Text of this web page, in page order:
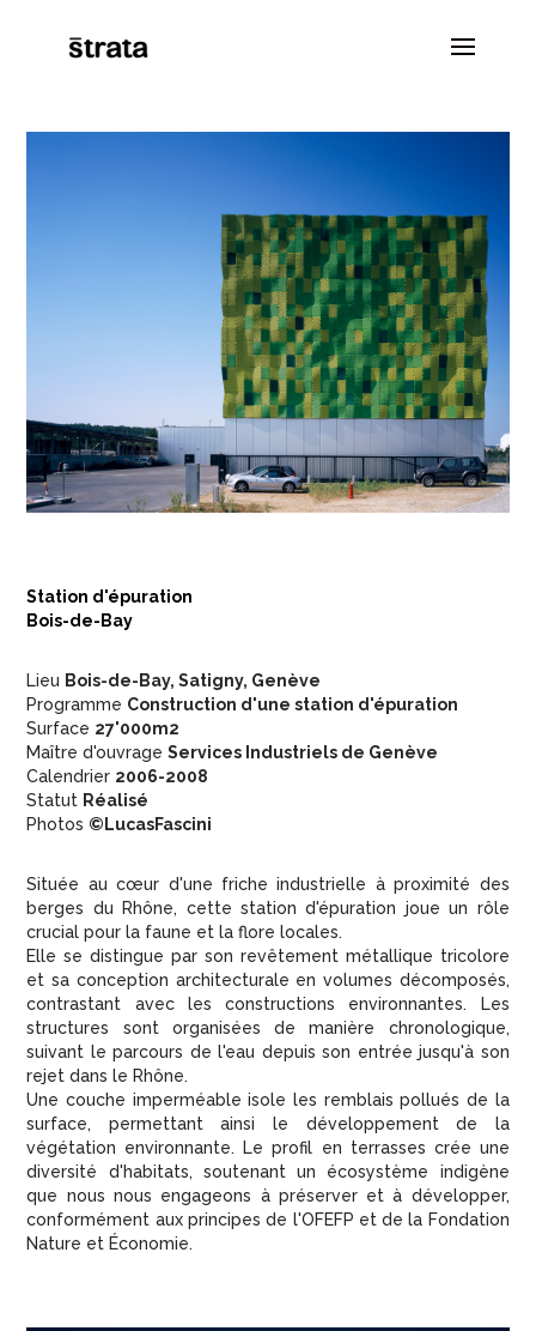
Station d'épuration
Bois-de-Bay
Lieu Bois-de-Bay, Satigny, Genève
Programme Construction d'une station d'épuration
Surface 27'000m2
Maître d'ouvrageServices Industriels de Genève
Calendrier 2006-2008
Statut Réalisé
Photos ©LucasFascini
Située au cœur d'une friche industrielle à proximité des
berges du Rhône, cette station d'épuration joue un rôle
crucial pour la faune et la flore locales.
Elle se distingue par son revêtement métallique tricolore
et sa conception architecturale en volumes décomposés,
contrastant avec les constructions environnantes. Les
structures sont organisées de manière chronologique,
suivant le parcours de l'eau depuis son entrée jusqu'à son
rejet dans le Rhône.
Une couche imperméable isole les remblais pollués de la
surface, permettant ainsi le développement de la
végétation environnante. Le profil en terrasses crée une
diversité d'habitats, soutenant un écosystème indigène
que nous nous engageons à préserver et à développer,
conformément aux principes de l'OFEFP et de la Fondation
Nature et Économie.